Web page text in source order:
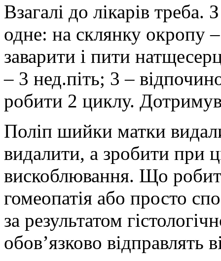
Взагалі до лікарів треба.
одне: на склянку окропу
заварити і пити
– 3 нед.піть; 3 –
робити 2 циклу.
Поліп шийки матки
видалити, а зробити при
вискоблювання. Що
гомеопатія або просто
за результатом
обов’язково відправлять